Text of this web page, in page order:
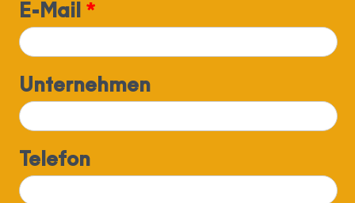
E-Mail *
Unternehmen
Telefon